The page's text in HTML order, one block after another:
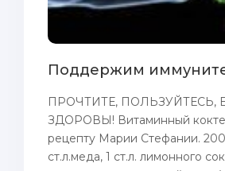
Поддержим
ПРОЧТИТЕ, ПОЛЬЗУЙТЕСЬ,
ЗДОРОВЫ! Витаминный
рецепту Марии Стефании. 200
ст.л.меда, 1 ст.л. лимонного